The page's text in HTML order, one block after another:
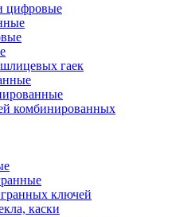
цифровые
гаек
комбинированных
ключей
каски